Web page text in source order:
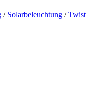
/ Solarbeleuchtung / Twist